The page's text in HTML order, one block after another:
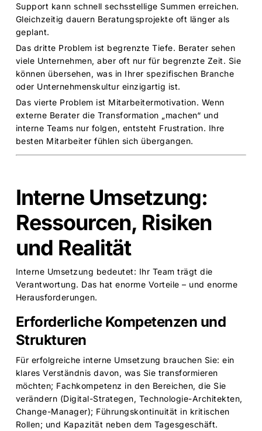
Support kann schnell sechsstellige Summen erreichen.
Gleichzeitig dauern Beratungsprojekte oft länger als
geplant.
Das dritte Problem ist begrenzte Tiefe. Berater sehen
viele Unternehmen, aber oft nur für begrenzte Zeit. Sie
können übersehen, was in Ihrer spezifischen Branche
oder Unternehmenskultur einzigartig ist.
Das vierte Problem ist Mitarbeitermotivation. Wenn
externe Berater die Transformation „machen“ und
interne Teams nur folgen, entsteht Frustration. Ihre
besten Mitarbeiter fühlen sich übergangen.
Interne Umsetzung:
Ressourcen, Risiken
und Realität
Interne Umsetzung bedeutet: Ihr Team trägt die
Verantwortung. Das hat enorme Vorteile – und enorme
Herausforderungen.
Erforderliche Kompetenzen und
Strukturen
Für erfolgreiche interne Umsetzung brauchen Sie: ein
klares Verständnis davon, was Sie transformieren
möchten; Fachkompetenz in den Bereichen, die Sie
verändern (Digital-Strategen, Technologie-Architekten,
Change-Manager); Führungskontinuität in kritischen
Rollen; und Kapazität neben dem Tagesgeschäft.